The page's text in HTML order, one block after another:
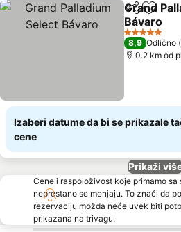
Deli
Grand
Bávaro
5 Zvezdice
8,9 Odlično
0.2 km od
Izaberi datume da bi se prikazale
cene
Prikaži
Cene i raspoloživost koje primamo
neprestano se menjaju. To znači da
rezervaciju možda neće uvek biti
prikazana na trivagu.